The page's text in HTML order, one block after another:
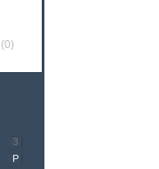
(0)
З
Р